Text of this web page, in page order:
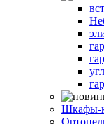
Шкафы-